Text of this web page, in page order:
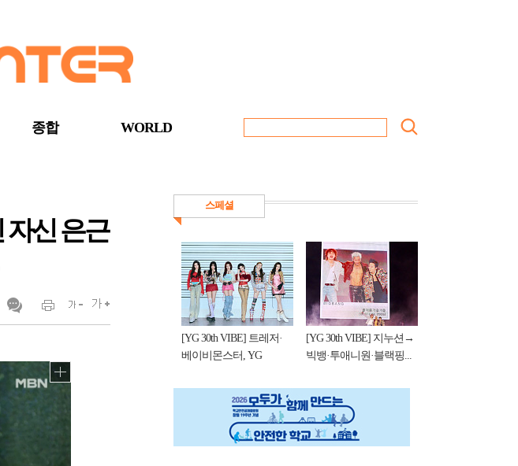
종합 WORLD
자신 은근
스페셜
[YG 30th VIBE] 트레저·
베이비몬스터, YG
[YG 30th VIBE] 지누션→
빅뱅·투애니원·블랙핑...